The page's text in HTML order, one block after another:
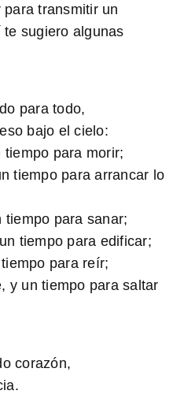
transmitir un
sugiero algunas
para todo,
bajo el cielo:
tiempo para morir;
tiempo para arrancar lo
tiempo para sanar;
tiempo para edificar;
para reír;
y un tiempo para saltar
corazón,